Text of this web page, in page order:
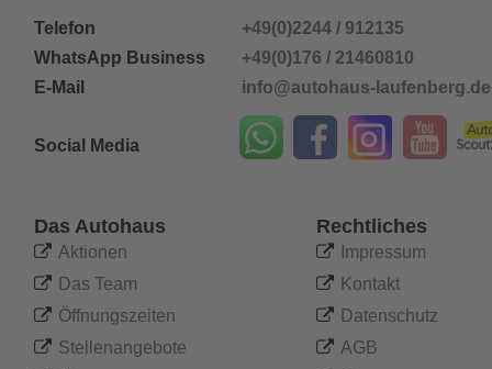
Telefon
+49(0)2244 / 912135
WhatsApp Business
+49(0)176 / 21460810
E-Mail
info@autohaus-laufenberg.de
Social Media
Das Autohaus
 Aktionen
 Das Team
 Öffnungszeiten
 Stellenangebote
Rechtliches
 Impressum
 Kontakt
 Datenschutz
 AGB